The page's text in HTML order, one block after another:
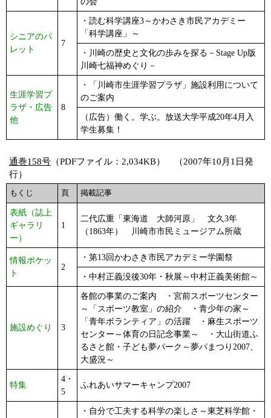
シニアのパ
レット
7
・読む科学講座3～かわさき市民アカデミー
「科学講座」～
・川崎の歴史と文化の歩みを探る－Stage Up版
川崎七福神めぐり－
生涯学習プ
ラザ・広告
他
8
・「川崎市生涯学習プラザ」施設利用について
のご案内
（広告）働く。学ぶ。放送大学平成20年4月入
学生募集！
通巻158号 （PDFファイル：2,034KB） （2007年10月1日発
行）
もくじ 頁 掲載記事
表紙（誌上
ギャラリ
ー）
1
二代広重「東海道 大師河原」 文久3年
（1863年） 川崎市市民ミュージアム所蔵
情報ポケッ
ト
2
・第13回かわさき市民アカデミー学園祭
・中村正義没後30年・秋展～中村正義美術館～
施設めぐり 3
各館の事業のご案内 ・宮前スポーツセンター
～「スポーツ教室」の紹介 ・青少年の家～
「青年ボランティア」の活躍 ・麻生スポーツ
センター～体育の日記念事業～ ・大山街道ふ
るさと館・子ども夢パーク～夢パまつり2007、
大盛況～
特集
4・
5
ふれあいサマーキャンプ2007
・自分で工夫する科学の楽しさ～東芝科学館・